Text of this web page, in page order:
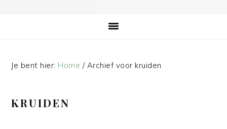
Je bent hier: Home /Archief voor kruiden
KRUIDEN